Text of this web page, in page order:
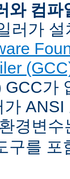
와 컴파
러가
GCC가
환경변
구를 포